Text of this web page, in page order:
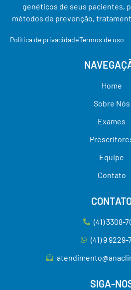
genéticos de seus pacientes,
métodos de prevenção,
Política de privacidadeTermos de uso
Home
Sobre Nós
Exames
Equipe
Contato
(41) 3308-
(41) 9 9229-
SIGA-